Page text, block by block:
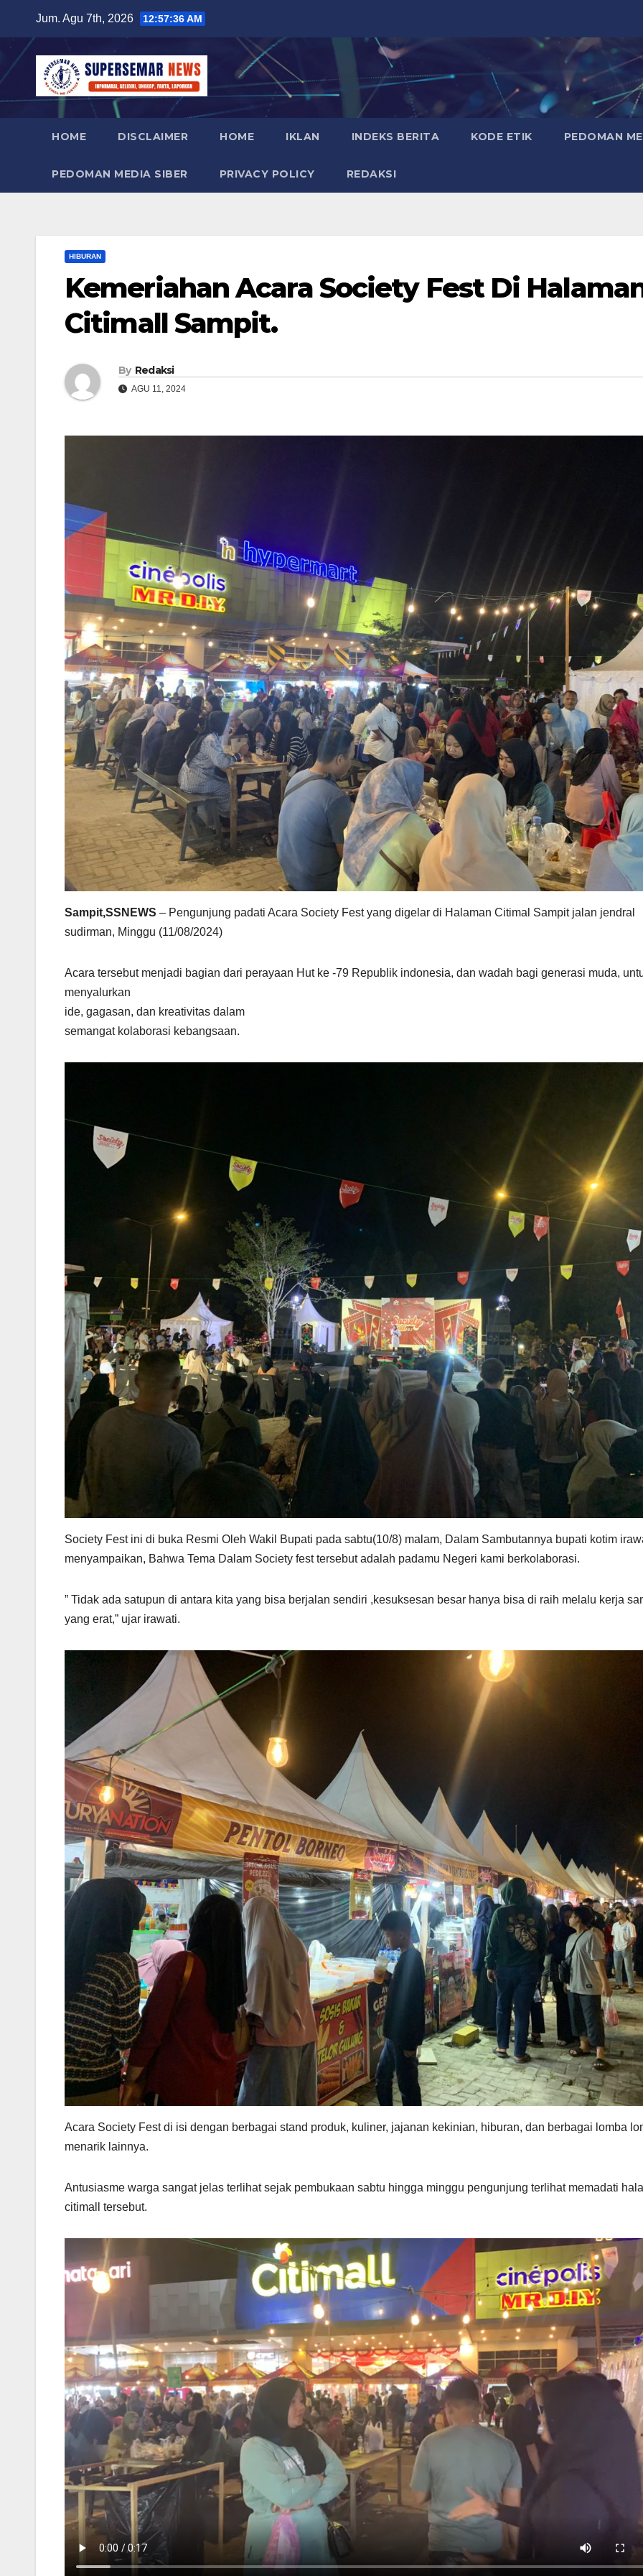
content
Jum. Agu 7th, 2026 12:57:38 AM
HOME DISCLAIMER HOME IKLAN INDEKS BERITA KODE ETIK PEDOMAN
PEDOMAN MEDIA SIBER PRIVACY POLICY REDAKSI
HIBURAN
Kemeriahan Acara Society Fest Di
Citimall Sampit.
By Redaksi
AGU 11, 2024
Sampit,SSNEWS – Pengunjung padati Acara Society Fest yang digelar di Halaman Citimal Sampit jalan jendral
sudirman, Minggu (11/08/2024)
Acara tersebut menjadi bagian dari perayaan Hut ke -79 Republik indonesia, dan wadah bagi generasi muda,
menyalurkan
ide, gagasan, dan kreativitas dalam
semangat kolaborasi kebangsaan.
Society Fest ini di buka Resmi Oleh Wakil Bupati pada sabtu(10/8) malam, Dalam Sambutannya bupati kotim
menyampaikan, Bahwa Tema Dalam Society fest tersebut adalah padamu Negeri kami berkolaborasi.
” Tidak ada satupun di antara kita yang bisa berjalan sendiri ,kesuksesan besar hanya bisa di raih melalu kerja
yang erat,” ujar irawati.
Acara Society Fest di isi dengan berbagai stand produk, kuliner, jajanan kekinian, hiburan, dan berbagai lomba
menarik lainnya.
Antusiasme warga sangat jelas terlihat sejak pembukaan sabtu hingga minggu pengunjung terlihat memadati
citimall tersebut.